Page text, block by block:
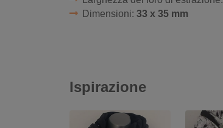
Dimensioni: 33 x 35 mm
Ispirazione